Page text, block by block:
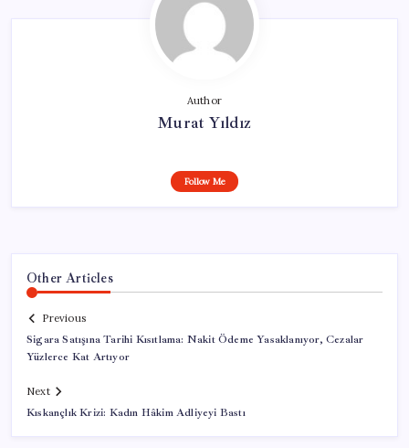
Author
Murat Yıldız
Follow Me
Other Articles
Previous
Sigara Satışına Tarihi Kısıtlama: Nakit Ödeme Yasaklanıyor, Cezalar
Yüzlerce Kat Artıyor
Next
Kıskançlık Krizi: Kadın Hâkim Adliyeyi Bastı